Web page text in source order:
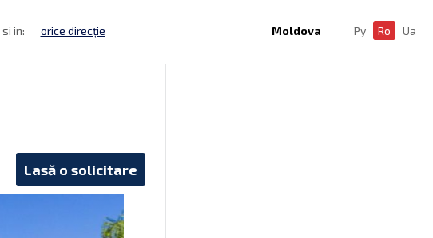
si in: orice direcție Moldova Ру Ro Ua
Lasă o solicitare